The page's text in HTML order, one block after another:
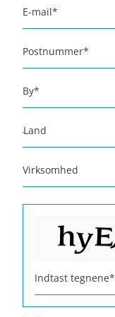
E-mail*
Postnummer*
By*
Land
Virksomhed
Indtast tegnene*